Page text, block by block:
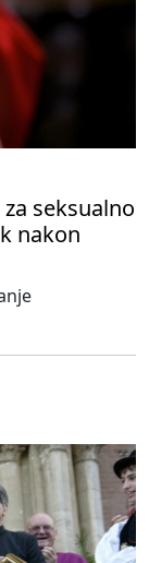
seksualno
nakon